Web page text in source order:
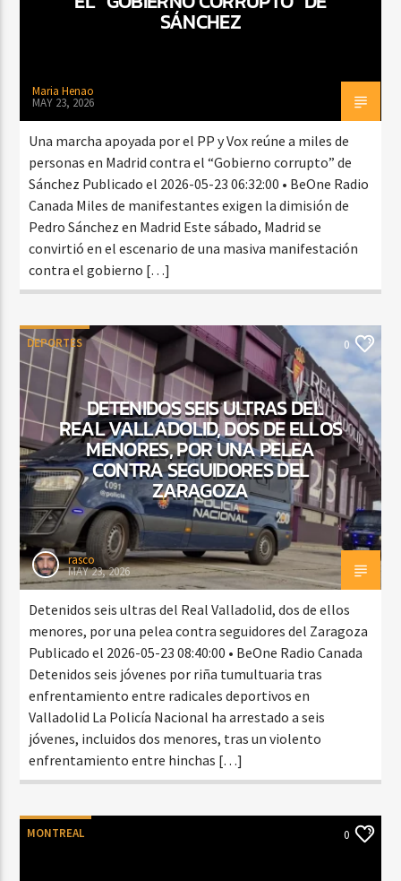
SÁNCHEZ
Maria Henao
MAY 23, 2026
Una marcha apoyada por el PP y Vox reúne a miles de
personas en Madrid contra el “Gobierno corrupto” de
Sánchez Publicado el 2026-05-23 06:32:00 • BeOne Radio
Canada Miles de manifestantes exigen la dimisión de
Pedro Sánchez en Madrid Este sábado, Madrid se
convirtió en el escenario de una masiva manifestación
contra el gobierno […]
DEPORTES 0
DETENIDOS SEIS ULTRAS DEL
REAL VALLADOLID, DOS DE ELLOS
MENORES, POR UNA PELEA
CONTRA SEGUIDORES DEL
ZARAGOZA
rasco
MAY 23, 2026
Detenidos seis ultras del Real Valladolid, dos de ellos
menores, por una pelea contra seguidores del Zaragoza
Publicado el 2026-05-23 08:40:00 • BeOne Radio Canada
Detenidos seis jóvenes por riña tumultuaria tras
enfrentamiento entre radicales deportivos en
Valladolid La Policía Nacional ha arrestado a seis
jóvenes, incluidos dos menores, tras un violento
enfrentamiento entre hinchas […]
MONTREAL 0